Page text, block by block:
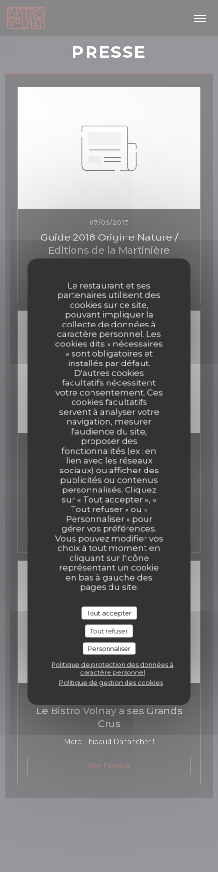
Le restaurant et ses
partenaires utilisent des
cookies sur ce site,
pouvant impliquer la
collecte de données à
caractère personnel. Les
cookies dits « nécessaires
» sont obligatoires et
installés par défaut.
D'autres cookies
facultatifs nécessitent
votre consentement. Ces
cookies facultatifs
servent à analyser votre
navigation, mesurer
l'audience du site,
proposer des
fonctionnalités (ex : en
lien avec les réseaux
sociaux) ou afficher des
publicités ou contenus
personnalisés. Cliquez
sur « Tout accepter », «
Tout refuser » ou «
Personnaliser » pour
gérer vos préférences.
Vous pouvez modifier vos
choix à tout moment en
cliquant sur l'icône
représentant un cookie
en bas à gauche des
pages du site.
Tout accepter
Tout refuser
Personnaliser
Politique de protection des données à
caractère personnel
Politique de gestion des cookies
PRESSE
07/09/2017
Guide 2018 Origine Nature /
Editions de la Martinière
Voir l'article((ouvre une nouvelle
13/07/2017
Alain Senderens, le cuisinier qui
renversa la table.
Je garderai en mémoire les dix années passées
ensemble...
Nous continuerons, à notre niveau, à faire vivre
votre passion pour les poivres.
Merci Stéphane Durand-Souffland de nous avoir
associé à cet hommage.
Lire l'article((ouvre une nouvelle
Le Bistro Volnay a ses Grands
Crus
Merci Thibaud Danancher !
Voir l'article((ouvre une nouvelle